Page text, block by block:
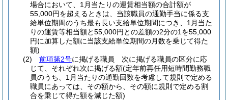
場合において、1月当たりの運賃相当額の合計額が
55,000円を超えるときは、当該職員の通勤手当に係る支
給単位期間のうち最も長い支給単位期間につき、1月当た
りの運賃等相当額と55,000円との差額の2分の1を55,000
円に加算した額に当該支給単位期間の月数を乗じて得た
額)
(2)
前項第2号に掲げる職員 次に掲げる職員の区分に応
じて、それぞれ次に掲げる額(定年前再任用短時間勤務職
員のうち、1月当たりの通勤回数を考慮して規則で定める
職員にあっては、その額から、その額に規則で定める割
合を乗じて得た額を減じた額)